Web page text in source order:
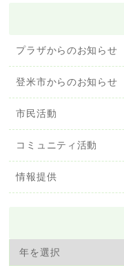
プラザからのお知らせ
登米市からのお知らせ
市民活動
コミュニティ活動
情報提供